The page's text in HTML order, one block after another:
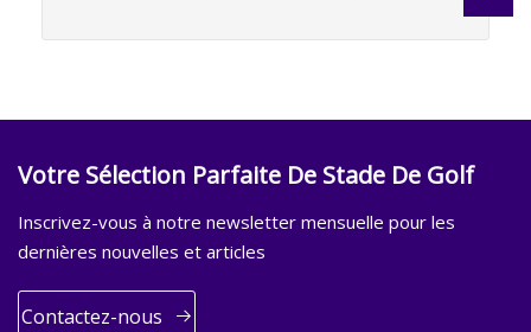
Votre Sélection Parfaite De Stade De Golf
Inscrivez-vous à notre newsletter mensuelle pour les
dernières nouvelles et articles
Contactez-nous